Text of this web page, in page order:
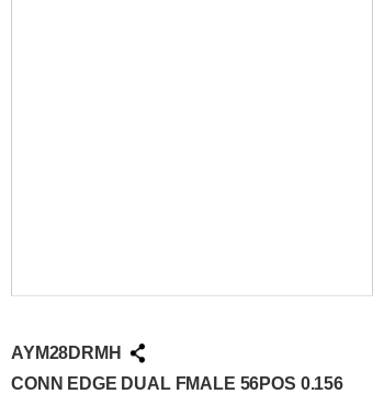
AYM28DRMH
CONN EDGE DUAL FMALE 56POS 0.156